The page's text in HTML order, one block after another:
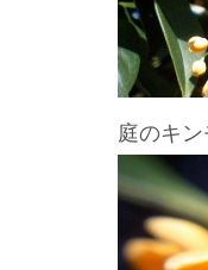
庭のキ